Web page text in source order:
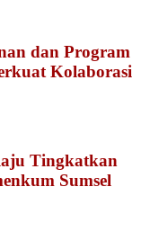
dan Program
Kolaborasi
Tingkatkan
Sumsel